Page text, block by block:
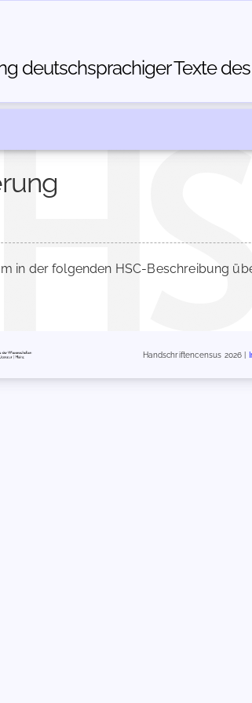
deutschsprachiger Texte
in der folgenden HSC-Beschreibung
Handschriftencensus 2026 |